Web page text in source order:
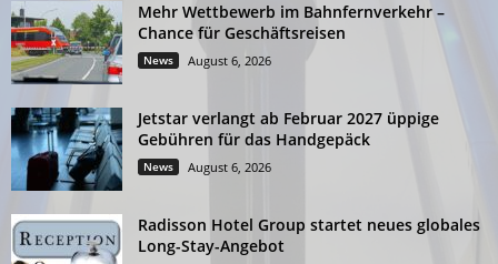
Mehr Wettbewerb im Bahnfernverkehr –
Chance für Geschäftsreisen
News August 6, 2026
Jetstar verlangt ab Februar 2027 üppige
Gebühren für das Handgepäck
News August 6, 2026
Radisson Hotel Group startet neues globales
Long-Stay-Angebot